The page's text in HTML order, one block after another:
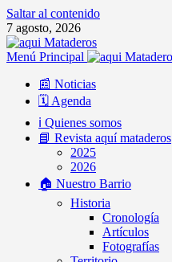
Saltar al contenido
7 agosto, 2026
Menú Principal
📰 Noticias
🗓️ Agenda
ℹ️ Quienes somos
📘 Revista aquí mataderos
2025
2026
🏠 Nuestro Barrio
Historia
Cronología
Artículos
Fotografías